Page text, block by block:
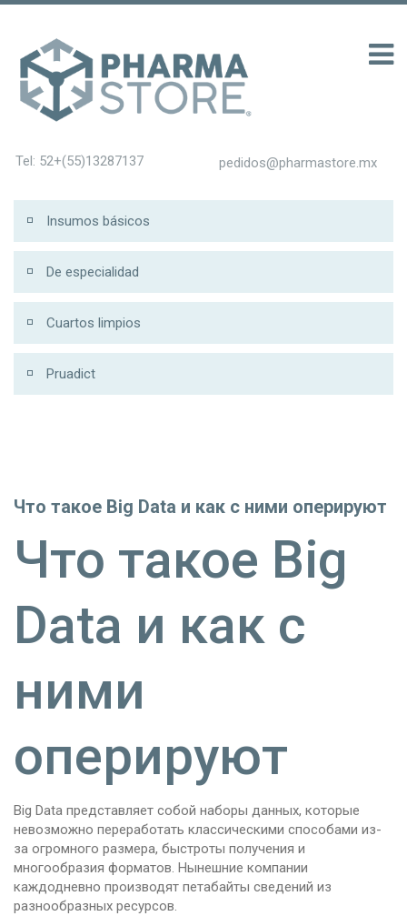
Tel: 52+(55)13287137 pedidos@pharmastore.mx
Insumos básicos
De especialidad
Cuartos limpios
Pruadict
Что такое Big Data и как с ними оперируют
Что такое Big
Data и как с
ними
оперируют
Big Data представляет собой наборы данных, которые
невозможно переработать классическими способами из-
за огромного размера, быстроты получения и
многообразия форматов. Нынешние компании
каждодневно производят петабайты сведений из
разнообразных ресурсов.